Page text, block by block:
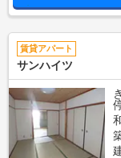
賃貸アパート
サンハイツ